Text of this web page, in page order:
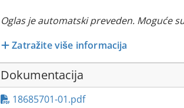
Oglas je automatski preveden. Moguće
Zatražite više informacija
Dokumentacija
18685701-01.pdf